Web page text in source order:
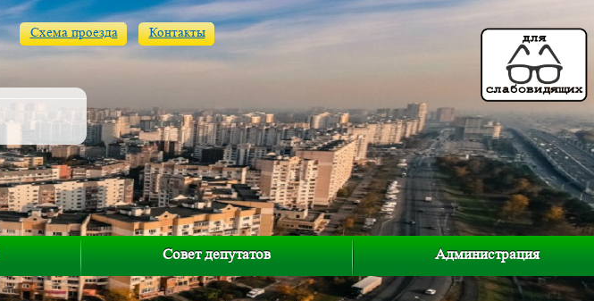
Схема проезда Контакты
Совет депутатов Администрация